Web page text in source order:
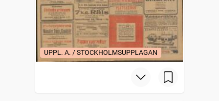
UPPL. A. / STOCKHOLMSUPPLAGAN